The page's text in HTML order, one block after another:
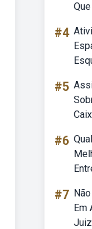
#4
#5
#6
#7
Em